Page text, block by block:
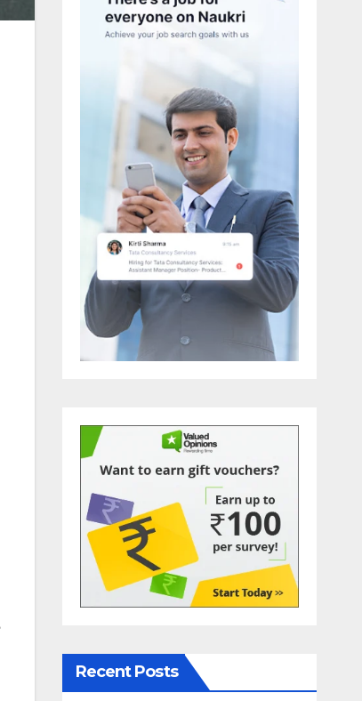
Recent Posts